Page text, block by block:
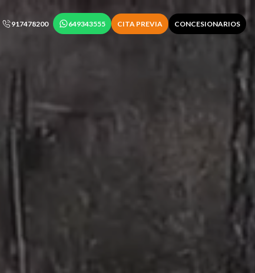
917478200 649343555 CITA PREVIA CONCESIONARIOS